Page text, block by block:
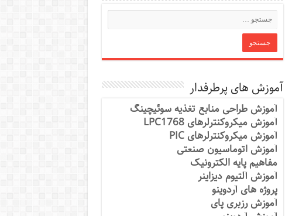
آموزش های پرطرفدار
آموزش طراحی منابع تغذیه سوئیچینگ
آموزش میکروکنترلرهای LPC1768
آموزش میکروکنترلرهای PIC
آموزش اتوماسیون صنعتی
مفاهیم پایه الکترونیک
آموزش آلتیوم دیزاینر
پروژه های آردوینو
آموزش رزبری پای